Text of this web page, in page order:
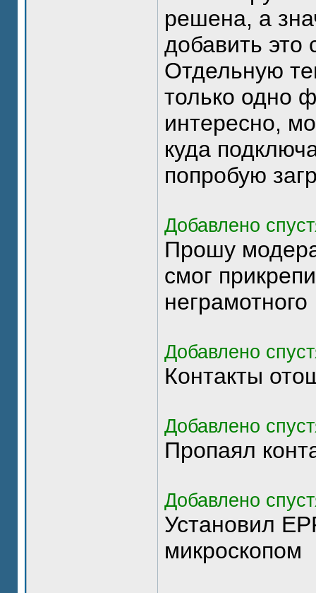
решена, а
добавить
Отдельную
только одно
интересно,
куда
попробую
Добавлено
Прошу
смог
неграмотного
Добавлено
Контакты
Добавлено
Пропаял
Добавлено
Установил
микроскопом